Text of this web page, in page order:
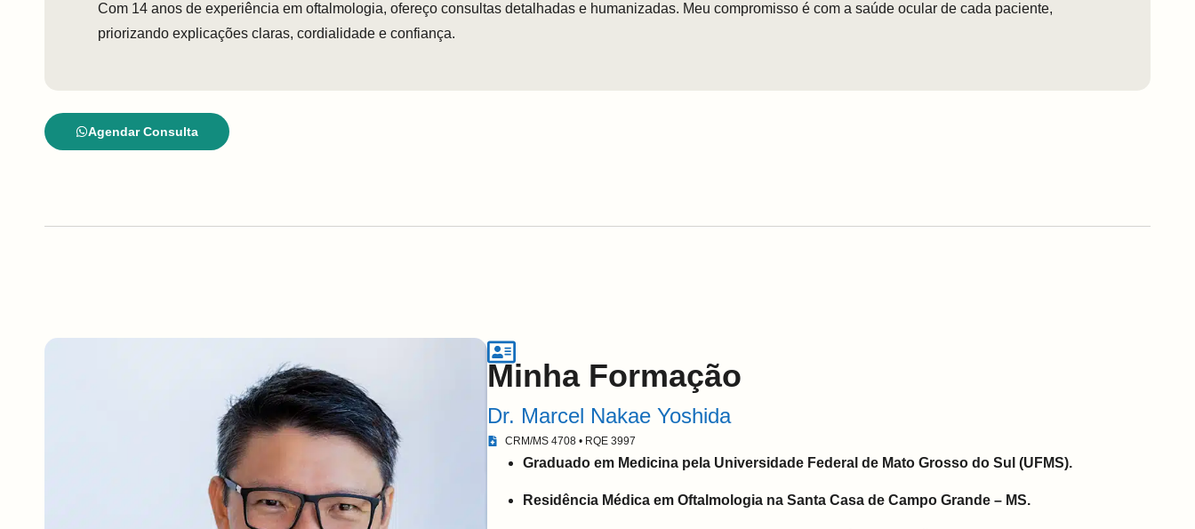
Com 14 anos de experiência em oftalmologia, ofereço consultas detalhadas e humanizadas. Meu compromisso é com a saúde ocular de cada paciente,
priorizando explicações claras, cordialidade e confiança.
Agendar Consulta
Minha Formação
Dr. Marcel Nakae Yoshida
CRM/MS 4708 • RQE 3997
Graduado em Medicina pela Universidade Federal de Mato Grosso do Sul (UFMS).
Residência Médica em Oftalmologia na Santa Casa de Campo Grande – MS.